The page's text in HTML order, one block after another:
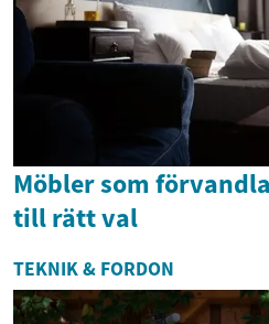
Möbler som
till rätt val
TEKNIK & FORDON